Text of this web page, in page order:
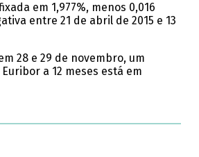
em 1,977%, menos 0,016
entre 21 de abril de 2015 e 13
28 e 29 de novembro, um
a 12 meses está em